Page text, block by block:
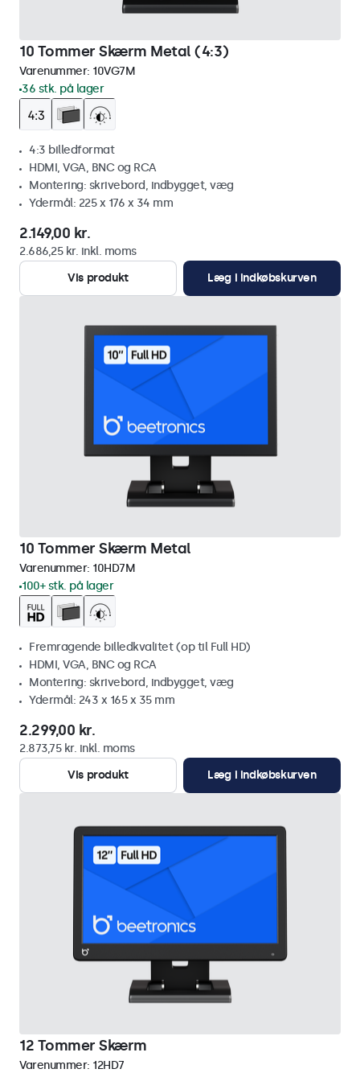
10 Tommer Skærm Metal (4:3)
Varenummer: 10VG7M
36 stk. på lager
4:3 billedformat
HDMI, VGA, BNC og RCA
Montering: skrivebord, indbygget, væg
Ydermål: 225 x 176 x 34 mm
2.149,00 kr.
2.686,25 kr. inkl. moms
Vis produkt
Læg i indkøbskurven
10 Tommer Skærm Metal
Varenummer: 10HD7M
100+ stk. på lager
Fremragende billedkvalitet (op til Full HD)
HDMI, VGA, BNC og RCA
Montering: skrivebord, indbygget, væg
Ydermål: 243 x 165 x 35 mm
2.299,00 kr.
2.873,75 kr. inkl. moms
Vis produkt
Læg i indkøbskurven
12 Tommer Skærm
Varenummer: 12HD7